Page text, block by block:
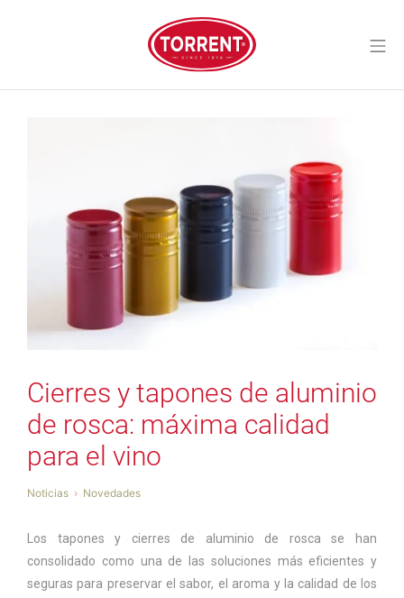
Torrent Closures
Cierres y tapones de aluminio
de rosca: máxima calidad
para el vino
Noticias Novedades
Los tapones y cierres de aluminio de rosca se han
consolidado como una de las soluciones más eficientes y
seguras para preservar el sabor, el aroma y la calidad de los